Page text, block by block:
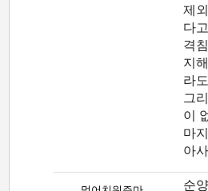
제
다
격
지
라
그
이
마
아
순